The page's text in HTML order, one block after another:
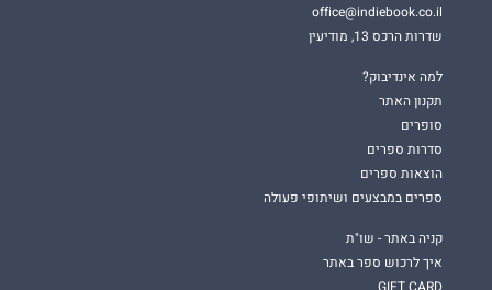
office@indiebook.co.il
שדרות הרכס 13, מודיעין
למה אינדיבוק?
תקנון האתר
סופרים
סדרות ספרים
הוצאות ספרים
ספרים במבצעים ושיתופי פעולה
קניה באתר - שו"ת
איך לרכוש ספר באתר